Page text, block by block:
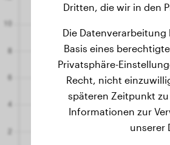
Dritten, die wir in den
Die
Basis eines
Privatsphäre-
Recht, nicht
späteren Zeitpunkt
Informationen zur
unserer